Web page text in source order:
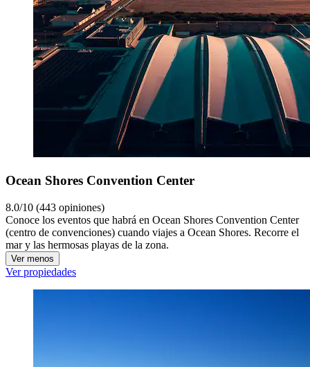
Ocean Shores Convention Center
8.0/10 (443 opiniones)
Conoce los eventos que habrá en Ocean Shores Convention Center
(centro de convenciones) cuando viajes a Ocean Shores. Recorre el
mar y las hermosas playas de la zona.
Ver menos
Ver propiedades